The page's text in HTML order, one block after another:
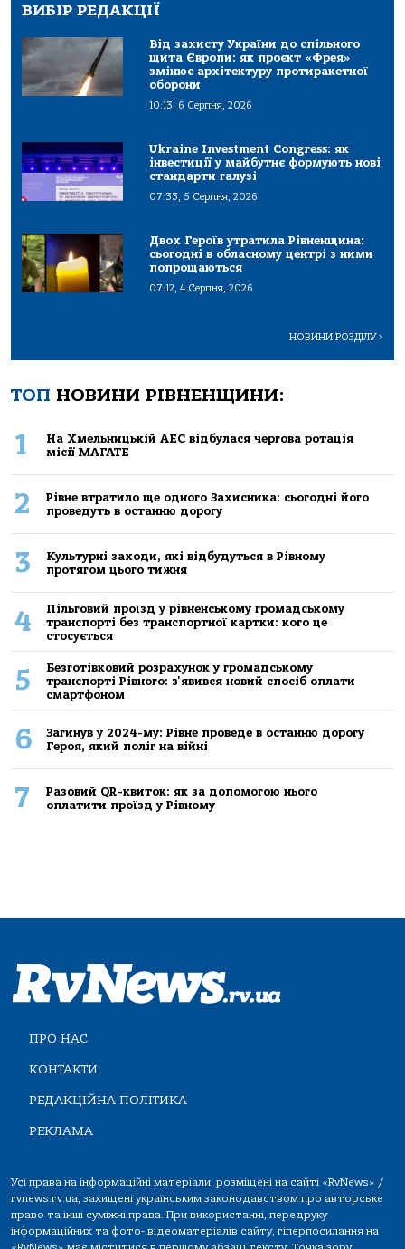
ВИБІР РЕДАКЦІЇ
Від захисту України до спільного
щита Європи: як проєкт «Фрея»
змінює архітектуру протиракетної
оборони
10:13, 6 Серпня, 2026
Ukraine Investment Congress: як
інвестиції у майбутнє формують нові
стандарти галузі
07:33, 5 Серпня, 2026
Двох Героїв утратила Рівненщина:
сьогодні в обласному центрі з ними
попрощаються
07:12, 4 Серпня, 2026
НОВИНИ РОЗДІЛУ>
ТОП НОВИНИ РІВНЕНЩИНИ:
1
На Хмельницькій АЕС відбулася чергова ротація
місії МАГАТЕ
2
Рівне втратило ще одного Захисника: сьогодні його
проведуть в останню дорогу
3
Культурні заходи, які відбудуться в Рівному
протягом цього тижня
4
Пільговий проїзд у рівненському громадському
транспорті без транспортної картки: кого це
стосується
5
Безготівковий розрахунок у громадському
транспорті Рівного: з'явився новий спосіб оплати
смартфоном
6
Загинув у 2024-му: Рівне проведе в останню дорогу
Героя, який поліг на війні
7
Разовий QR-квиток: як за допомогою нього
оплатити проїзд у Рівному
ПРО НАС
КОНТАКТИ
РЕДАКЦІЙНА ПОЛІТИКА
РЕКЛАМА
Усі права на інформаційні матеріали, розміщені на сайті «RvNews» /
rvnews.rv.ua, захищені українським законодавством про авторське
право та інші суміжні права. При використанні, передруку
інформаційних та фото-,відеоматеріалів сайту, гіперпосилання на